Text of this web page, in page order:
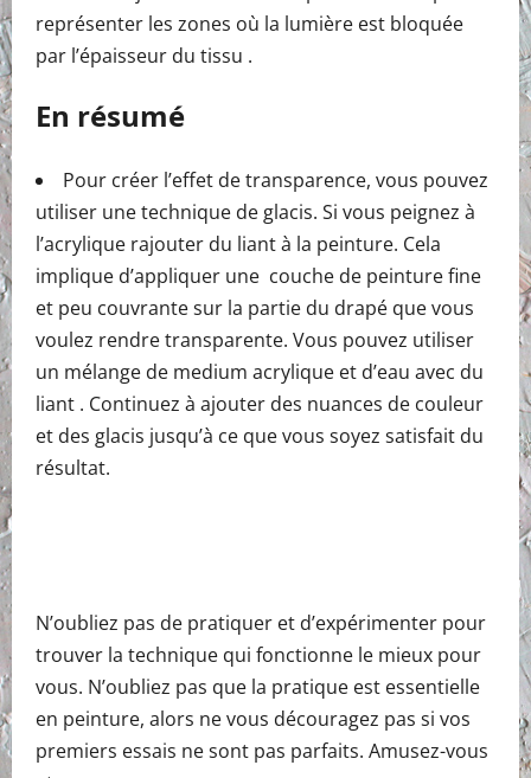
représenter les zones où la lumière est bloquée
par l’épaisseur du tissu .
En résumé
Pour créer l’effet de transparence, vous pouvez
utiliser une technique de glacis. Si vous peignez à
l’acrylique rajouter du liant à la peinture. Cela
implique d’appliquer une couche de peinture fine
et peu couvrante sur la partie du drapé que vous
voulez rendre transparente. Vous pouvez utiliser
un mélange de medium acrylique et d’eau avec du
liant . Continuez à ajouter des nuances de couleur
et des glacis jusqu’à ce que vous soyez satisfait du
résultat.
N’oubliez pas de pratiquer et d’expérimenter pour
trouver la technique qui fonctionne le mieux pour
vous. N’oubliez pas que la pratique est essentielle
en peinture, alors ne vous découragez pas si vos
premiers essais ne sont pas parfaits. Amusez-vous